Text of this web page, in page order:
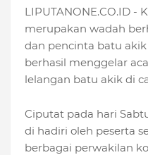
LIPUTANONE.CO.ID -
merupakan wadah
dan pencinta batu
berhasil menggelar
lelangan batu akik di
Ciputat pada hari
di hadiri oleh peserta
berbagai perwakilan